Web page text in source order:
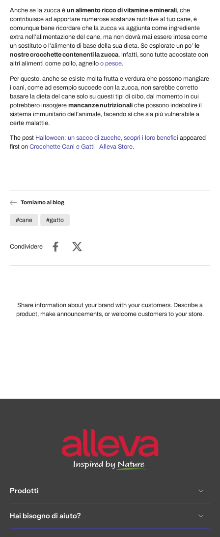
Anche se la zucca è un alimento ricco di vitamine e minerali, che
contribuisce ad apportare numerose sostanze nutritive al tuo cane, è
comunque bene ricordare che la zucca va aggiunta come ingrediente
extra nell’alimentazione del cane, ma non dovrà mai essere intesa come
un sostituto o l’alimento di base della sua dieta. Se esplorate un po’ le
nostre crocchette contenenti la zucca, infatti, sono tutte accostate con
altri alimenti come pollo, agnello o pesce.
Per questo, anche se esiste molta frutta e verdura che possono mangiare
i cani, come ad esempio succede con la zucca, non sarebbe corretto
basare la dieta del cane solo su questi tipi di cibo, dal momento in cui
potrebbero insorgere mancanze nutrizionali che possono indebolire il
sistema immunitario dell’animale, facendo sì che sia più vulnerabile a
certe malattie.
The post Halloween: un sacco di zucche, scopri i loro benefici appeared
first on Crocchette Cani e Gatti | Alleva Store.
Torniamo al blog
#cane #gatto
Condividere
Share information about your brand with your customers. Describe a
product, make announcements, or welcome customers to your store.
Prodotti
Hai bisogno di aiuto?